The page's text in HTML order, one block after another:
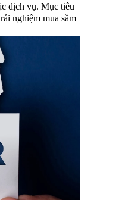
dịch vụ. Mục tiêu
nghiệm mua sắm